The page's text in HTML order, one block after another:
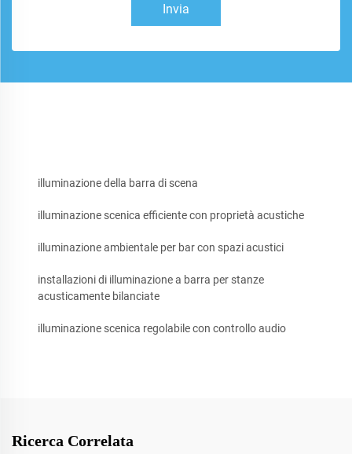
Invia
illuminazione della barra di scena
illuminazione scenica efficiente con proprietà acustiche
illuminazione ambientale per bar con spazi acustici
installazioni di illuminazione a barra per stanze
acusticamente bilanciate
illuminazione scenica regolabile con controllo audio
Ricerca Correlata